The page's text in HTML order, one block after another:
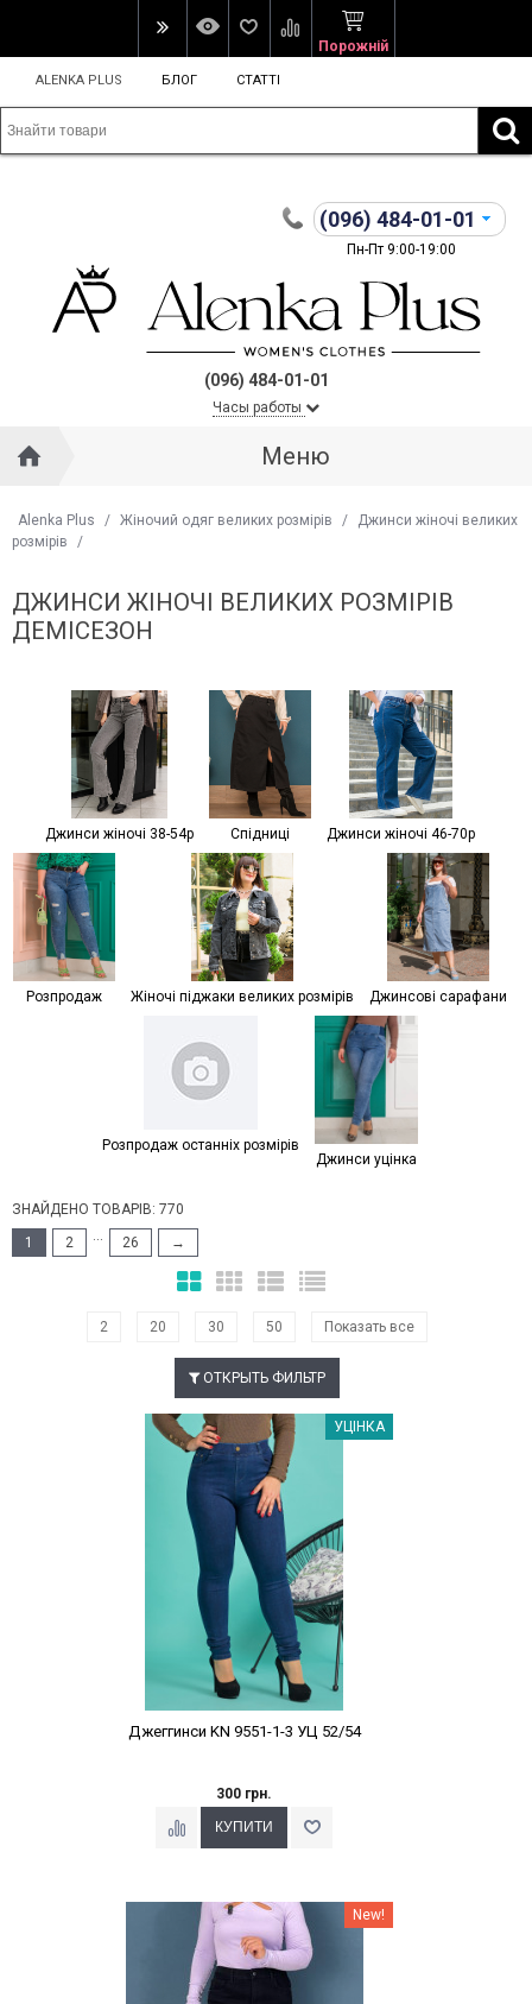
Порожній
ALENKA PLUS БЛОГ СТАТТІ
(096) 484-01-01
Пн-Пт 9:00-19:00
(096) 484-01-01
Часы работы
Меню
Alenka Plus / Жіночий одяг великих розмірів /
Джинси жіночі великих
розмірів
/
ДЖИНСИ ЖІНОЧІ ВЕЛИКИХ РОЗМІРІВ
ДЕМІСЕЗОН
Джинси жіночі 38-54р Спідниці Джинси жіночі 46-70р
Розпродаж Жіночі піджаки великих розмірів Джинсові сарафани
Розпродаж останніх розмірів
Джинси уцінка
ЗНАЙДЕНО ТОВАРІВ: 770
1
2 ... 26 →
2 20 30 50 Показать все
ОТКРЫТЬ ФИЛЬТР
Наклейки Варіант з % УЦІНКА
Джеггинси KN 9551-1-3 УЦ 52/54
300 грн.
Наклейки Варіант з % New!